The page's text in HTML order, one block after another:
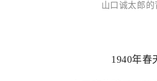
山口诚太郎的
1940年春